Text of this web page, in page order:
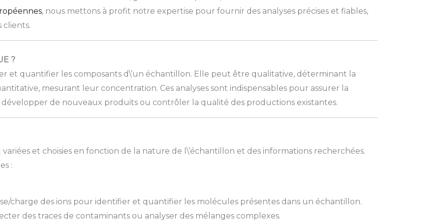
, nous mettons à profit notre expertise pour fournir des analyses précises et fiables,
clients.
?
et quantifier les composants d\’un échantillon. Elle peut être qualitative, déterminant la
mesurant leur concentration. Ces analyses sont indispensables pour assurer la
de nouveaux produits ou contrôler la qualité des productions existantes.
et choisies en fonction de la nature de l\’échantillon et des informations recherchées.
:
charge des ions pour identifier et quantifier les molécules présentes dans un échantillon.
des traces de contaminants ou analyser des mélanges complexes.